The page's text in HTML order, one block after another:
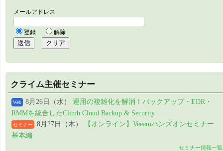
クライム主催セミナー
Web 8月26日（水） 運用の複雑化を解消！バックアップ・EDR・
RMMを統合したClimb Cloud Backup & Security
セミナー 8月27日（木）
【オンライン】Veeamハンズオンセミナー
基本編
セミナー情報一覧